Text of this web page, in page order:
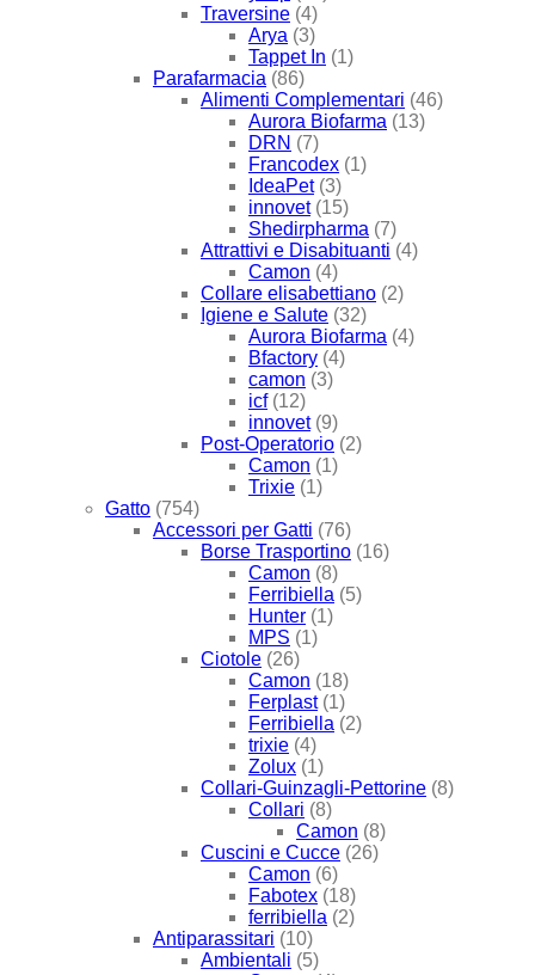
Traversine (4)
Arya (3)
Tappet In (1)
Parafarmacia (86)
Alimenti Complementari (46)
Aurora Biofarma (13)
DRN (7)
Francodex (1)
IdeaPet (3)
innovet (15)
Shedirpharma (7)
Attrattivi e Disabituanti (4)
Camon (4)
Collare elisabettiano (2)
Igiene e Salute (32)
Aurora Biofarma (4)
Bfactory (4)
camon (3)
icf (12)
innovet (9)
Post-Operatorio (2)
Camon (1)
Trixie (1)
Gatto (754)
Accessori per Gatti (76)
Borse Trasportino (16)
Camon (8)
Ferribiella (5)
Hunter (1)
MPS (1)
Ciotole (26)
Camon (18)
Ferplast (1)
Ferribiella (2)
trixie (4)
Zolux (1)
Collari-Guinzagli-Pettorine (8)
Collari (8)
Camon (8)
Cuscini e Cucce (26)
Camon (6)
Fabotex (18)
ferribiella (2)
Antiparassitari (10)
Ambientali (5)